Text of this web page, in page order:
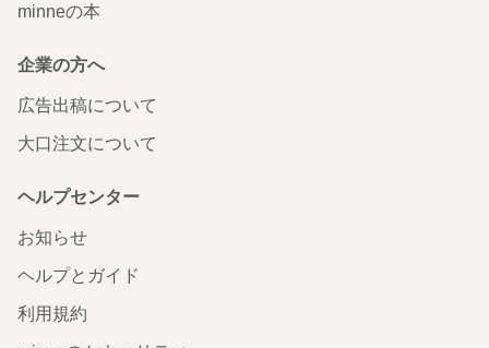
minneの本
企業の方へ
広告出稿について
大口注文について
ヘルプセンター
お知らせ
ヘルプとガイド
利用規約